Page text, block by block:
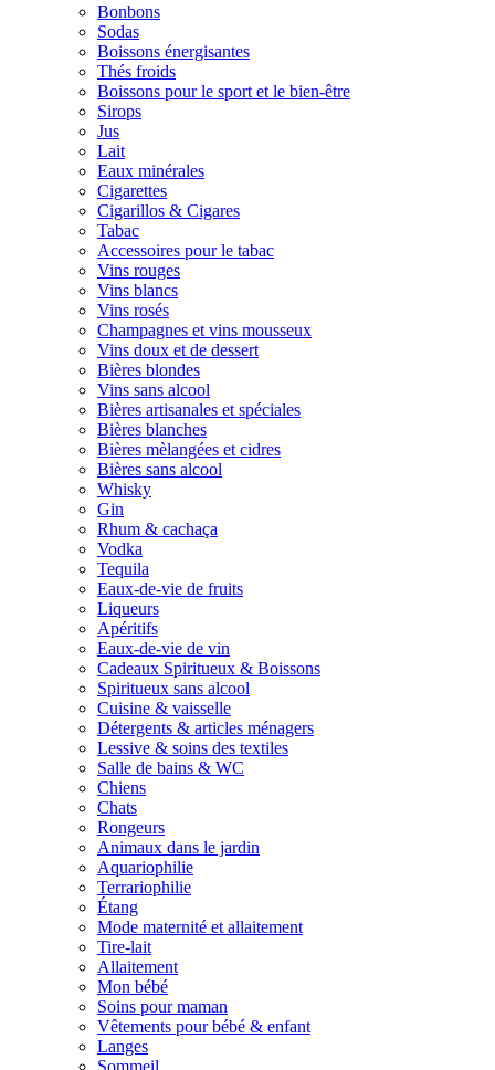
Bonbons
Sodas
Boissons énergisantes
Thés froids
Boissons pour le sport et le bien-être
Sirops
Jus
Lait
Eaux minérales
Cigarettes
Cigarillos & Cigares
Tabac
Accessoires pour le tabac
Vins rouges
Vins blancs
Vins rosés
Champagnes et vins mousseux
Vins doux et de dessert
Bières blondes
Vins sans alcool
Bières artisanales et spéciales
Bières blanches
Bières mèlangées et cidres
Bières sans alcool
Whisky
Gin
Rhum & cachaça
Vodka
Tequila
Eaux-de-vie de fruits
Liqueurs
Apéritifs
Eaux-de-vie de vin
Cadeaux Spiritueux & Boissons
Spiritueux sans alcool
Cuisine & vaisselle
Détergents & articles ménagers
Lessive & soins des textiles
Salle de bains & WC
Chiens
Chats
Rongeurs
Animaux dans le jardin
Aquariophilie
Terrariophilie
Étang
Mode maternité et allaitement
Tire-lait
Allaitement
Mon bébé
Soins pour maman
Vêtements pour bébé & enfant
Langes
Sommeil